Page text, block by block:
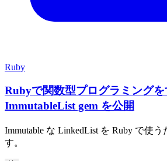
Ruby
Rubyで関数型プログラミング
ImmutableList gem を公開
Immutable な LinkedList を Ruby で使
す。